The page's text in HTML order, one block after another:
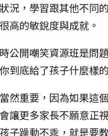
況，學習跟其他不同
高的敏銳度與成就。
公開嘲笑資源班是問
到底給了孩子什麼樣的
然重要，因為如果這
讓更多家長不願意正
子躁動不乖，就是要